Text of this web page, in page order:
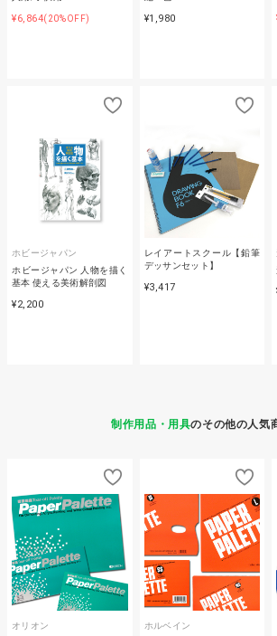
¥6,864(20%OFF) ¥1,980
ホビージャパン
ホビージャパン 人物を描く
基本 使える美術解剖図
¥2,200
レイアートスクール【鉛筆
デッサンセット】
¥3,417
制作用品・用具のその他の人気
オリオン
ホルベイン